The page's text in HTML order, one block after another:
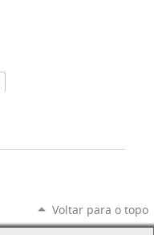
Voltar para o topo